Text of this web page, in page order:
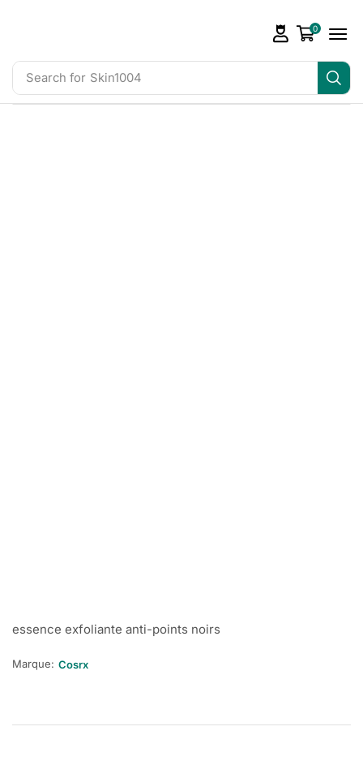
Search for Skin1004
0
essence exfoliante anti-points noirs
Marque: Cosrx